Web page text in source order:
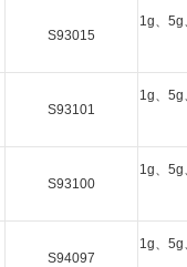
S93015
1g、
S93101
1g、
S93100
1g、
S94097
1g、